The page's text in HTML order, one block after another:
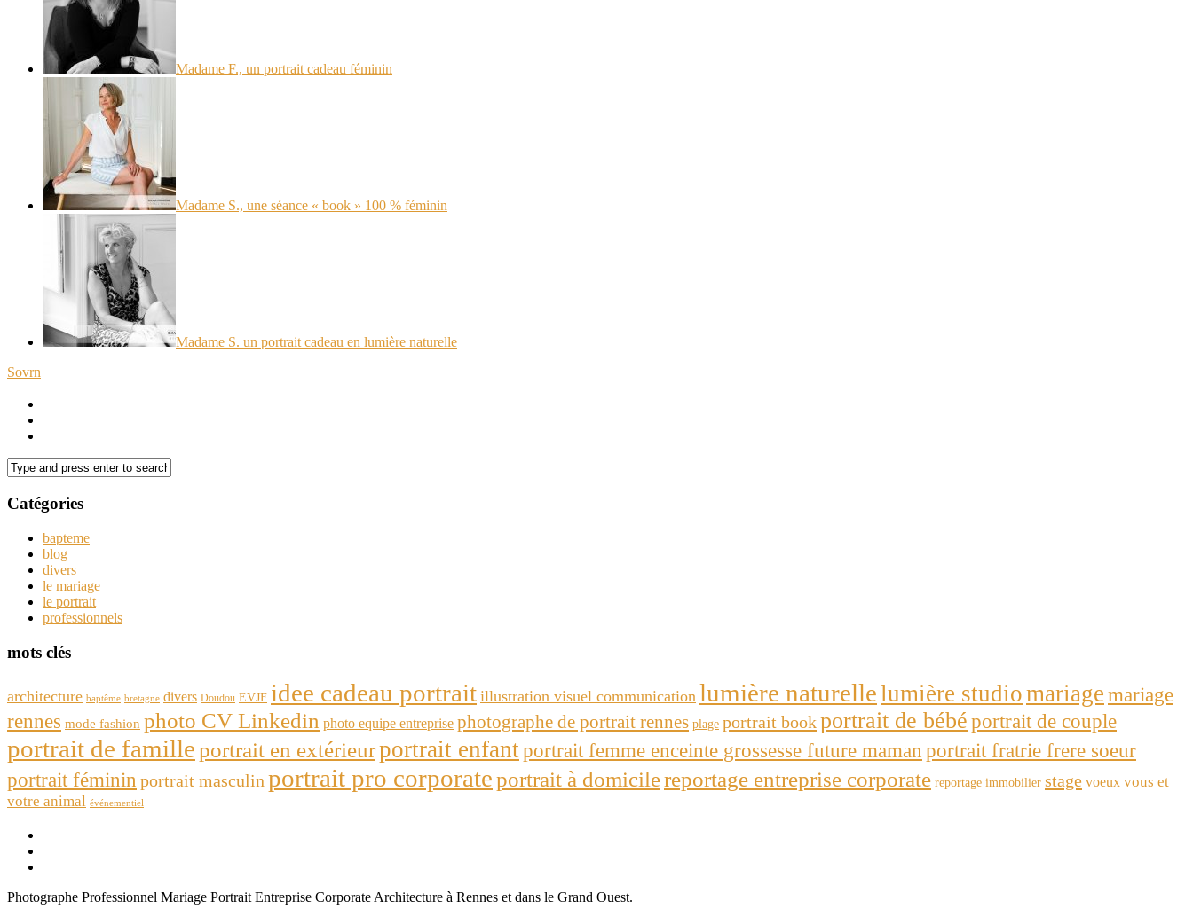
Madame F., un portrait cadeau féminin
Madame S., une séance « book » 100 % féminin
Madame S. un portrait cadeau en lumière naturelle
Sovrn
Catégories
bapteme
blog
divers
le mariage
le portrait
professionnels
mots clés
architecture baptême bretagne divers Doudou EVJF idee cadeau portrait illustration visuel communication lumière naturellelumière studiomariagemariage
rennes mode fashion photo CV Linkedin photo equipe entreprise photographe de portrait rennes plage portrait bookportrait de bébéportrait de couple
portrait de familleportrait en extérieurportrait enfantportrait femme enceinte grossesse future mamanportrait fratrie frere soeur
portrait féminin portrait masculin portrait pro corporateportrait à domicilereportage entreprise corporate reportage immobilier stage voeux vous et
votre animal événementiel
Photographe Professionnel Mariage Portrait Entreprise Corporate Architecture à Rennes et dans le Grand Ouest.